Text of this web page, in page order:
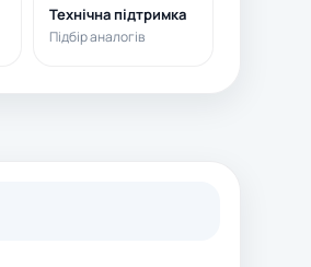
Технічна підтримка
Підбір аналогів